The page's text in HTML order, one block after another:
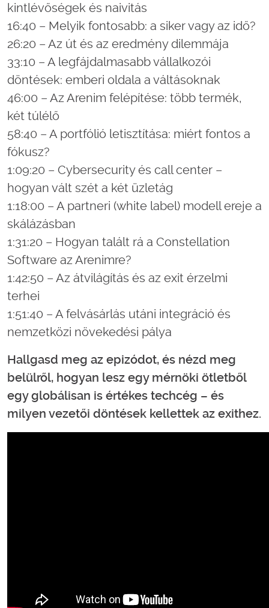
kintlévőségek és naivitás
16:40 – Melyik fontosabb: a siker vagy az idő?
26:20 – Az út és az eredmény dilemmája
33:10 – A legfájdalmasabb vállalkozói
döntések: emberi oldala a váltásoknak
46:00 – Az Arenim felépítése: több termék,
két túlélő
58:40 – A portfólió letisztítása: miért fontos a
fókusz?
1:09:20 – Cybersecurity és call center –
hogyan vált szét a két üzletág
1:18:00 – A partneri (white label) modell ereje a
skálázásban
1:31:20 – Hogyan talált rá a Constellation
Software az Arenimre?
1:42:50 – Az átvilágítás és az exit érzelmi
terhei
1:51:40 – A felvásárlás utáni integráció és
nemzetközi növekedési pálya
Hallgasd meg az epizódot, és nézd meg
belülről, hogyan lesz egy mérnöki ötletből
egy globálisan is értékes techcég – és
milyen vezetői döntések kellettek az exithez.